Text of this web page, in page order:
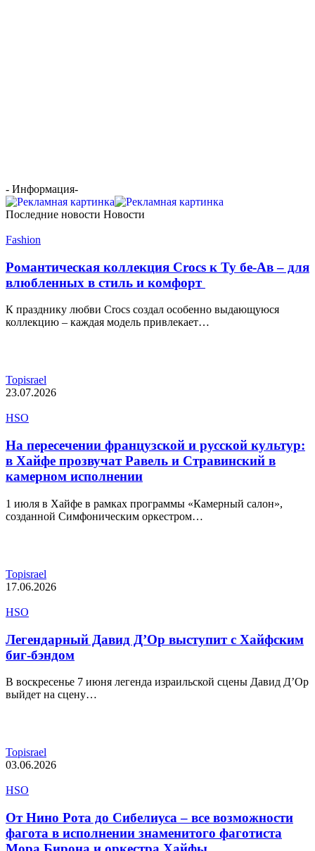
- Информация-
Последние новости Новости
Fashion
Романтическая коллекция Crocs к Ту бе-Ав – для
влюбленных в стиль и комфорт
К празднику любви Crocs создал особенно выдающуюся
коллекцию – каждая модель привлекает…
Topisrael
23.07.2026
HSO
На пересечении французской и русской культур:
в Хайфе прозвучат Равель и Стравинский в
камерном исполнении
1 июля в Хайфе в рамках программы «Камерный салон»,
созданной Симфоническим оркестром…
Topisrael
17.06.2026
HSO
Легендарный Давид Д’Ор выступит с Хайфским
биг-бэндом
В воскресенье 7 июня легенда израильской сцены Давид Д’Ор
выйдет на сцену…
Topisrael
03.06.2026
HSO
От Нино Рота до Сибелиуса – все возможности
фагота в исполнении знаменитого фаготиста